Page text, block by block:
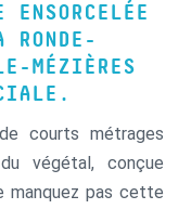
ENSORCELÉE
MÉZIÈRES
courts métrages
végétal, conçue
manquez pas cette